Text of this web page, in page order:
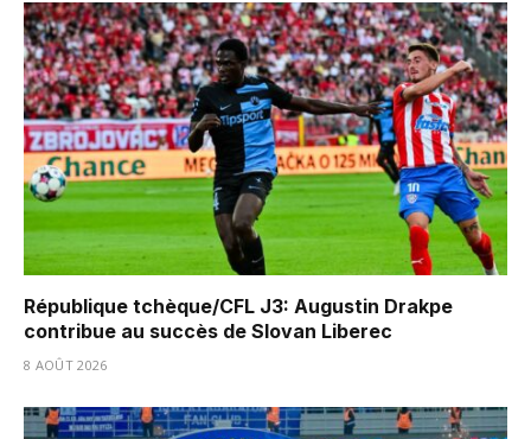
République tchèque/CFL J3: Augustin Drakpe
contribue au succès de Slovan Liberec
8 AOÛT 2026